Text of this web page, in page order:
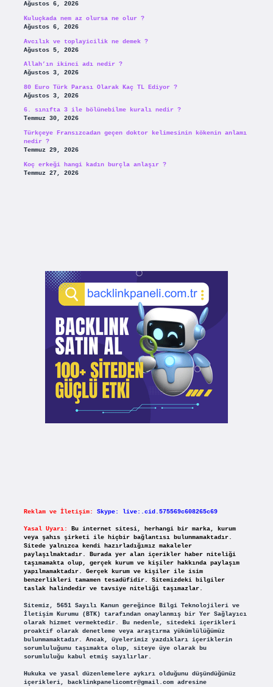
Ağustos 6, 2026
Kuluçkada nem az olursa ne olur ?
Ağustos 6, 2026
Avcılık ve toplayicilik ne demek ?
Ağustos 5, 2026
Allah’ın ikinci adı nedir ?
Ağustos 3, 2026
80 Euro Türk Parası Olarak Kaç TL Ediyor ?
Ağustos 3, 2026
6. sınıfta 3 ile bölünebilme kuralı nedir ?
Temmuz 30, 2026
Türkçeye Fransızcadan geçen doktor kelimesinin kökenin anlamı
nedir ?
Temmuz 29, 2026
Koç erkeği hangi kadın burçla anlaşır ?
Temmuz 27, 2026
Reklam ve İletişim: Skype: live:.cid.575569c608265c69
Yasal Uyarı:
Bu internet sitesi, herhangi bir marka, kurum
veya şahıs şirketi ile hiçbir bağlantısı bulunmamaktadır.
Sitede yalnızca kendi hazırladığımız makaleler
paylaşılmaktadır. Burada yer alan içerikler haber niteliği
taşımamakta olup, gerçek kurum ve kişiler hakkında paylaşım
yapılmamaktadır. Gerçek kurum ve kişiler ile isim
benzerlikleri tamamen tesadüfidir. Sitemizdeki bilgiler
taslak halindedir ve tavsiye niteliği taşımazlar.
Sitemiz, 5651 Sayılı Kanun gereğince Bilgi Teknolojileri ve
İletişim Kurumu (BTK) tarafından onaylanmış bir Yer Sağlayıcı
olarak hizmet vermektedir. Bu nedenle, sitedeki içerikleri
proaktif olarak denetleme veya araştırma yükümlülüğümüz
bulunmamaktadır. Ancak, üyelerimiz yazdıkları içeriklerin
sorumluluğunu taşımakta olup, siteye üye olarak bu
sorumluluğu kabul etmiş sayılırlar.
Hukuka ve yasal düzenlemelere aykırı olduğunu düşündüğünüz
içerikleri, backlinkpanelicomtr@gmail.comadresine